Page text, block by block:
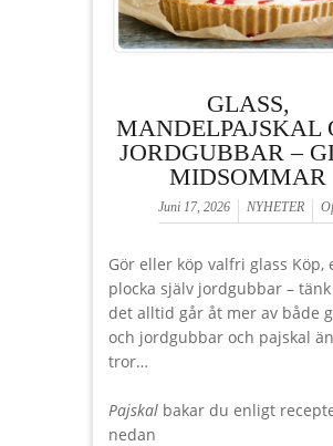
GLASS,
MANDELPAJSKAL
JORDGUBBAR –
MIDSOMMAR
Juni 17, 2026 NYHETER
Gör eller köp valfri glass Köp,
plocka själv jordgubbar –
det alltid går åt mer av både
och jordgubbar och pajskal
tror…
Pajskal bakar du enligt
nedan